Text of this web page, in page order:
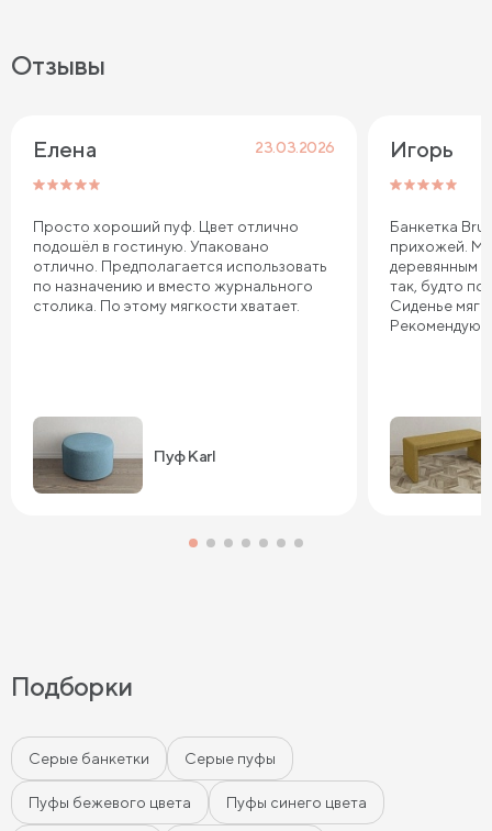
Отзывы
Елена 23.03.2026
Просто хороший пуф. Цвет отлично
подошёл в гостиную. Упаковано
отлично. Предполагается использовать
по назначению и вместо журнального
столика. По этому мягкости хватает.
Пуф Karl
Игорь
Банкетка
прихожей.
деревянным
так, будто
Сиденье
Рекомендую!
Подборки
Серые банкетки Серые пуфы
Пуфы бежевого цвета Пуфы синего цвета